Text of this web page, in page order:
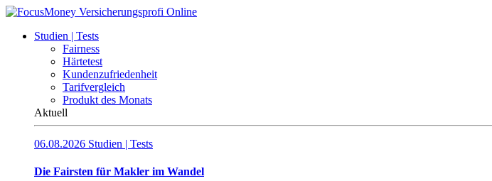
Studien | Tests
Fairness
Härtetest
Kundenzufriedenheit
Tarifvergleich
Produkt des Monats
Aktuell
06.08.2026 Studien | Tests
Die Fairsten für Makler im Wandel